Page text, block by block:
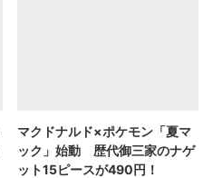
マクドナルド×ポケモン「夏マ
ック」始動 歴代御三家のナゲ
ット15ピースが490円！